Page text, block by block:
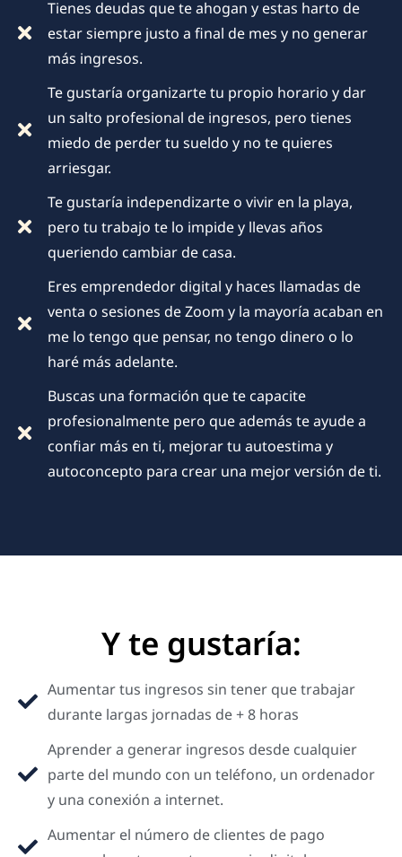
Tienes deudas que te ahogan y estas harto de
estar siempre justo a final de mes y no generar
más ingresos.
Te gustaría organizarte tu propio horario y dar
un salto profesional de ingresos, pero tienes
miedo de perder tu sueldo y no te quieres
arriesgar.
Te gustaría independizarte o vivir en la playa,
pero tu trabajo te lo impide y llevas años
queriendo cambiar de casa.
Eres emprendedor digital y haces llamadas de
venta o sesiones de Zoom y la mayoría acaban en
me lo tengo que pensar, no tengo dinero o lo
haré más adelante.
Buscas una formación que te capacite
profesionalmente pero que además te ayude a
confiar más en ti, mejorar tu autoestima y
autoconcepto para crear una mejor versión de ti.
Y te gustaría:
Aumentar tus ingresos sin tener que trabajar
durante largas jornadas de + 8 horas
Aprender a generar ingresos desde cualquier
parte del mundo con un teléfono, un ordenador
y una conexión a internet.
Aumentar el número de clientes de pago